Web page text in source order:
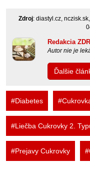
Zdroj: diastyl.cz, nczisk.sk,
Redakcia
Autor nie je
Ďalšie
#Diabetes
#Liečba Cukrovky 2.
#Prejavy Cukrovky